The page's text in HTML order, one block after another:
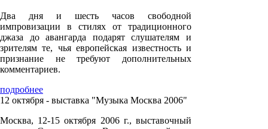
Два дня и шесть часов свободной
импровизации в стилях от традиционного
джаза до авангарда подарят слушателям и
зрителям те, чья европейская известность и
признание не требуют дополнительных
комментариев.
подробнее
12 октября - выставка "Музыка Москва 2006"
Москва, 12-15 октября 2006 г., выставочный